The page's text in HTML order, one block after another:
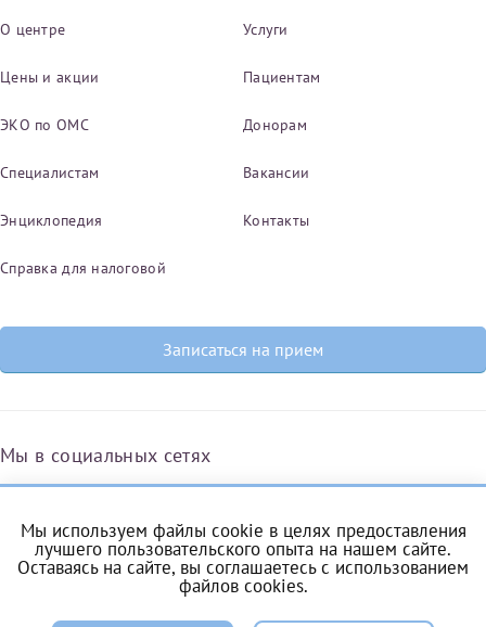
О центре Услуги
Цены и акции Пациентам
ЭКО по ОМС Донорам
Специалистам Вакансии
Энциклопедия Контакты
Справка для налоговой
Записаться на прием
Мы в социальных сетях
Вконтакте ОдноклассникиЯндекс.Дзен Telegram Max
Мы используем файлы cookie в целях предоставления
лучшего пользовательского опыта на нашем сайте.
Оставаясь на сайте, вы соглашаетесь с использованием
файлов cookies.